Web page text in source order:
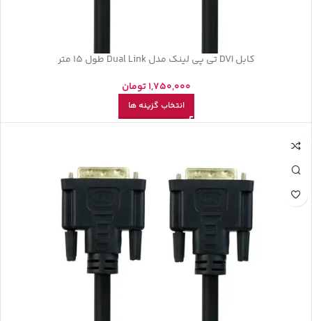
کابل DVI تی پی لینک مدل Dual Link طول 15 متر
1,750,000 تومان
انتخاب گزینه ها